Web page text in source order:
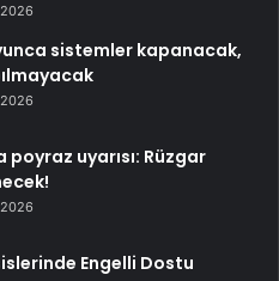
sistemler kapanacak,
poyraz uyarısı: Rüzgar
Engelli Dostu